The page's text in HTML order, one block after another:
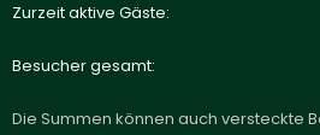
Zurzeit aktive Gäste
Besucher gesamt
Die Summen können auch versteckte